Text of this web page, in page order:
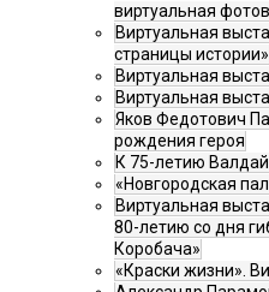
виртуальная
Виртуальная
страницы истории»
Виртуальная
Виртуальная
Яков Федотович
рождения героя
К 75-летию
«Новгородская
Виртуальная
80-летию со дня
Коробача»
«Краски жизни».